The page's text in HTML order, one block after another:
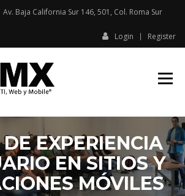
Av. Baja California Sur 146, 501, Col. Roma Sur​
Login Register
CAPACITACIÓN
EXPERIENCIA
EN SITIOS Y
MÓVILES